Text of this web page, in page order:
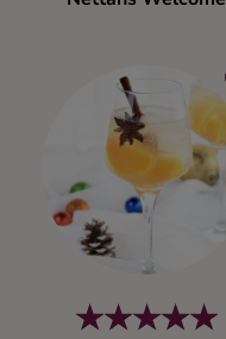
Tequila
Vodka